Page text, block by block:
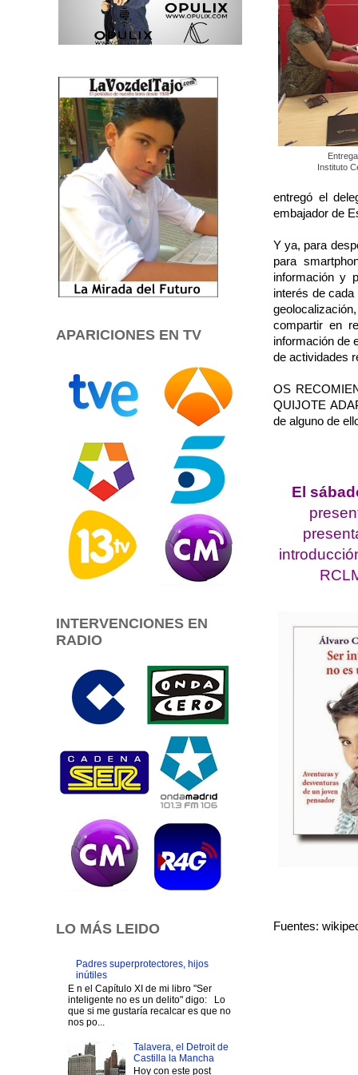
Instituto
entregó el
embajador de
Y ya, para
para
información y
interés de
compartir en
información de
de actividades
OS
QUIJOTE
de alguno de
El
Fuentes:
APARICIONES EN TV
INTERVENCIONES EN
RADIO
LO MÁS LEIDO
Padres superprotectores, hijos
inútiles
E n el Capítulo XI de mi libro "Ser
inteligente no es un delito" digo: Lo
que si me gustaría recalcar es que no
nos po...
Talavera, el Detroit de
Castilla la Mancha
Hoy con este post